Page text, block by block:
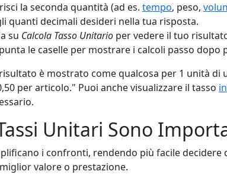
la seconda quantità (ad es. tempo, peso,
quanti decimali desideri nella tua risposta.
su Calcola Tasso Unitario per vedere il tuo
le caselle per mostrare i calcoli passo dopo
è mostrato come qualcosa per 1 unità
per articolo." Puoi anche visualizzare il tasso
Unitari Sono
i confronti, rendendo più facile decidere
valore o prestazione.